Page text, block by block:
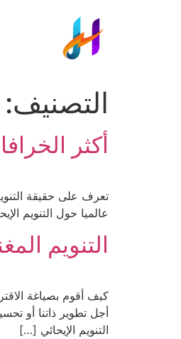
التصنيف:
أكثر
عالميا حول التنويم
التنويم
كيف أقوم بصياغة
أجل تطوير ذاتنا أو
التنويم الإيحائي […]